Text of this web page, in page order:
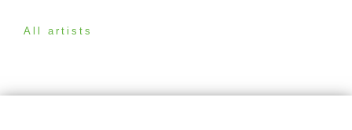
All artists